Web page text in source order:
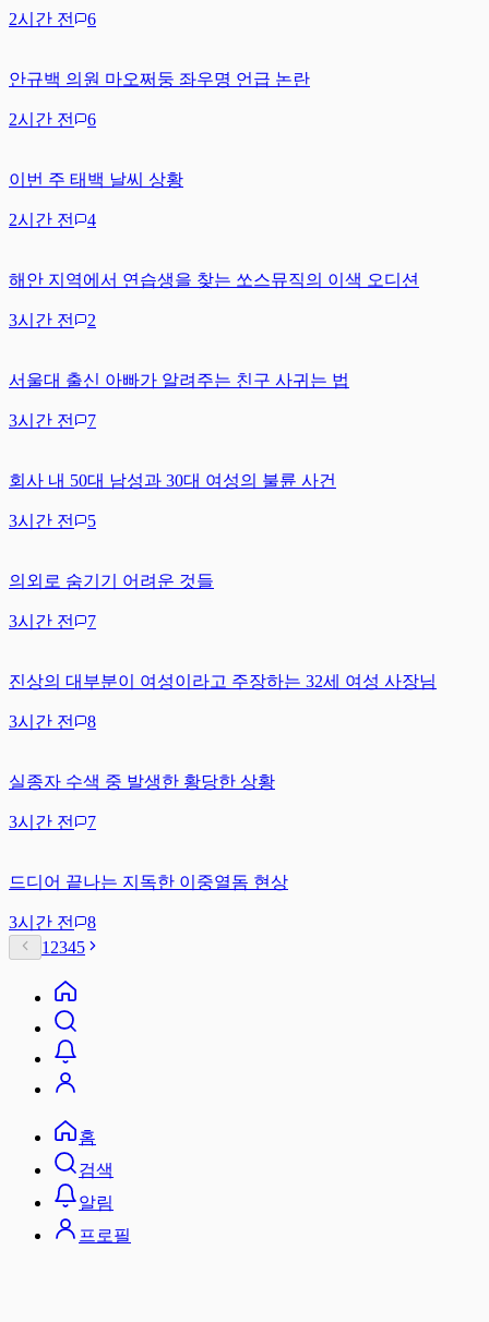
2시간 전 6
안규백 의원 마오쩌둥 좌우명 언급 논란
2시간 전 6
이번 주 태백 날씨 상황
2시간 전 4
해안 지역에서 연습생을 찾는 쏘스뮤직의 이색 오디션
3시간 전 2
서울대 출신 아빠가 알려주는 친구 사귀는 법
3시간 전 7
회사 내 50대 남성과 30대 여성의 불륜 사건
3시간 전 5
의외로 숨기기 어려운 것들
3시간 전 7
진상의 대부분이 여성이라고 주장하는 32세 여성 사장님
3시간 전 8
실종자 수색 중 발생한 황당한 상황
3시간 전 7
드디어 끝나는 지독한 이중열돔 현상
3시간 전
8
1 2345
홈
검색
알림
프로필